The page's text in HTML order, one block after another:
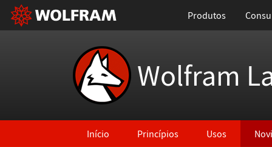
Produtos
Wolfram
Início Princípios Usos